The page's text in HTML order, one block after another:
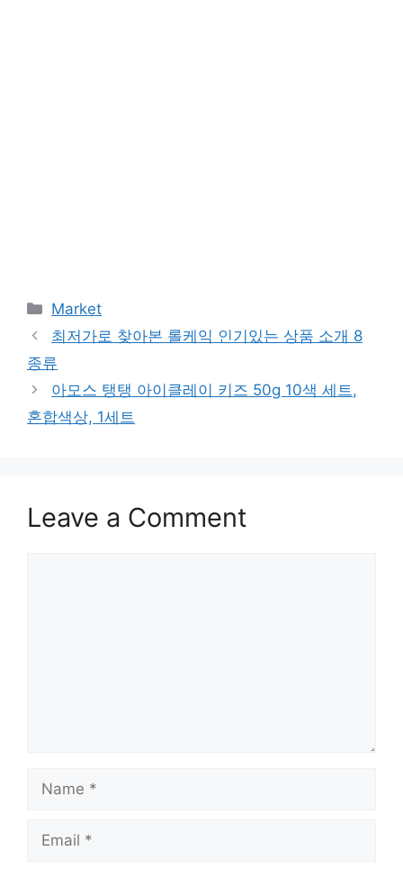
Categories
Market
최저가로 찾아본 롤케익 인기있는 상품 소개 8
종류
아모스 탱탱 아이클레이 키즈 50g 10색 세트,
혼합색상, 1세트
Leave a Comment
Name
Email